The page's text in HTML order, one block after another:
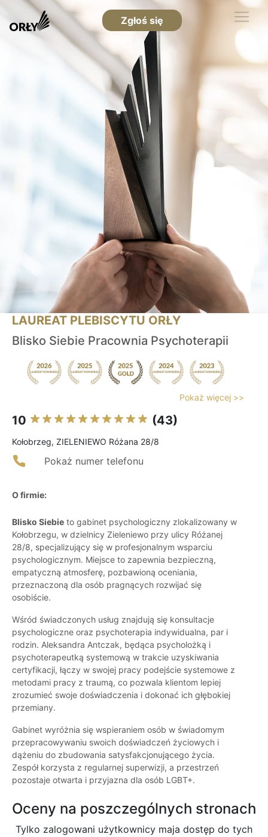
Zgłoś się
LAUREAT PLEBISCYTU ORŁY
Blisko Siebie Pracownia Psychoterapii
Pokaż więcej >>
10 (43)
Kołobrzeg, ZIELENIEWO Różana 28/8
Pokaż numer telefonu
O firmie:
Blisko Siebie to gabinet psychologiczny zlokalizowany w
Kołobrzegu, w dzielnicy Zieleniewo przy ulicy Różanej
28/8, specjalizujący się w profesjonalnym wsparciu
psychologicznym. Miejsce to zapewnia bezpieczną,
empatyczną atmosferę, pozbawioną oceniania,
przeznaczoną dla osób pragnących rozwijać się
osobiście.
Wśród świadczonych usług znajdują się konsultacje
psychologiczne oraz psychoterapia indywidualna, par i
rodzin. Aleksandra Antczak, będąca psycholożką i
psychoterapeutką systemową w trakcie uzyskiwania
certyfikacji, łączy w swojej pracy podejście systemowe z
metodami pracy z traumą, co pozwala klientom lepiej
zrozumieć swoje doświadczenia i dokonać ich głębokiej
przemiany.
Gabinet wyróżnia się wspieraniem osób w świadomym
przepracowywaniu swoich doświadczeń życiowych i
dążeniu do zbudowania satysfakcjonującego życia.
Zespół korzysta z regularnej superwizji, a przestrzeń
pozostaje otwarta i przyjazna dla osób LGBT+.
Oceny na poszczególnych stronach
Tylko zalogowani użytkownicy maja dostęp do tych